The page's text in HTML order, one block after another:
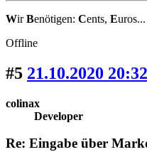
WirBenötigen: Cents, Euros...
Offline
#5 21.10.2020
colinax
Developer
Re: Eingabe über